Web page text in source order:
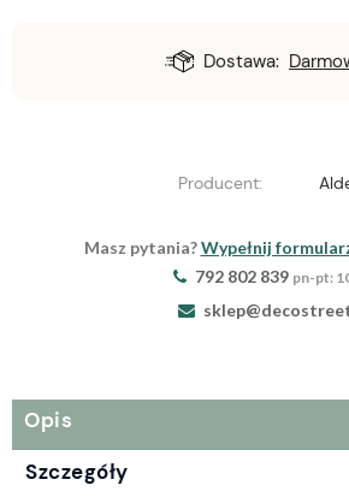
Dostawa:
Producent:
Masz pytania?Wypełnij
792 802 839 pn-pt:
Opis
Szczegóły